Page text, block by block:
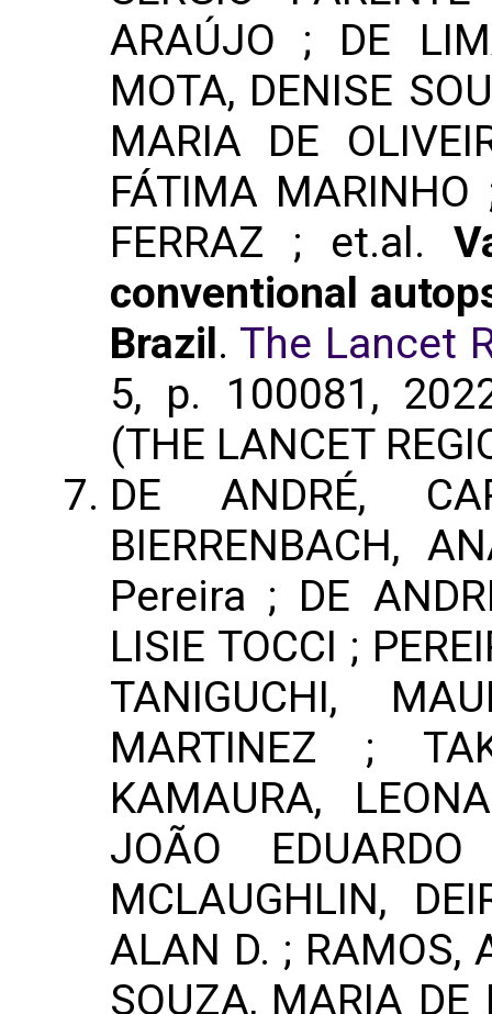
ARAÚJO ; DE
MOTA, DENISE
MARIA DE
FÁTIMA
FERRAZ ; et.al.
conventional
Brazil. The Lancet
5, p. 100081,
(THE LANCET
DE ANDRÉ,
BIERRENBACH,
Pereira ; DE
LISIE TOCCI ;
TANIGUCHI,
MARTINEZ ;
KAMAURA,
JOÃO
MCLAUGHLIN,
ALAN D. ; RAMOS,
SOUZA, MARIA